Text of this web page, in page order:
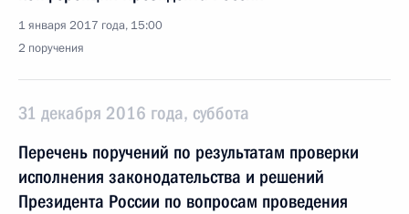
1 января 2017 года, 15:00
2 поручения
31 декабря 2016 года, суббота
Перечень поручений по результатам проверки
исполнения законодательства и решений
Президента России по вопросам проведения